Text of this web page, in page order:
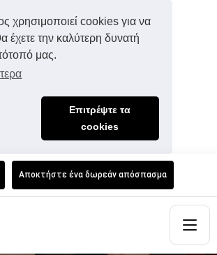
χρησιμοποιεί cookies για να
έχετε την καλύτερη δυνατή
μας.
Επιτρέψτε τα
cookies
Αποκτήστε ένα δωρεάν απόσπασμα